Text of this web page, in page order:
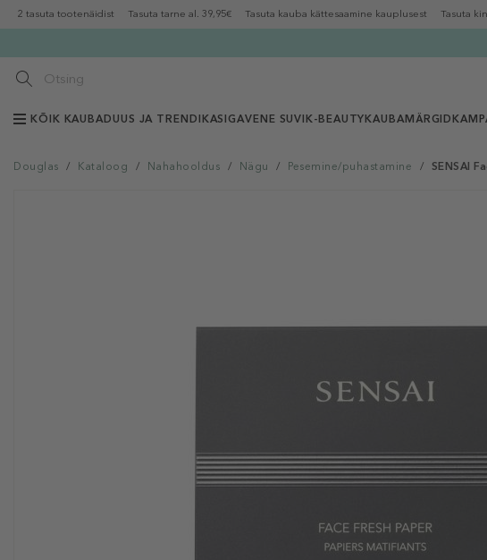
2 tasuta tootenäidist Tasuta tarne al. 39,95€ Tasuta kauba kättesaamine kauplusest Tasuta
KÕIK KAUBADUUS JA TRENDIKAS IGAVENE SUVI K-BEAUTY KAUBAMÄRGID
Douglas / Kataloog / Nahahooldus / Nägu / Pesemine/puhastamine / SENSAI